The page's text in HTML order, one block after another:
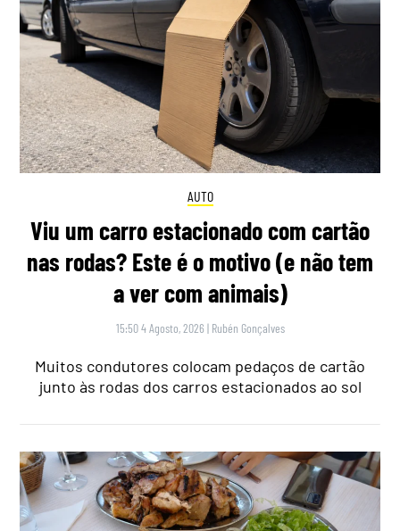
AUTO
Viu um carro estacionado com cartão
nas rodas? Este é o motivo (e não tem
a ver com animais)
15:50 4 Agosto, 2026 | Rubén Gonçalves
Muitos condutores colocam pedaços de cartão
junto às rodas dos carros estacionados ao sol